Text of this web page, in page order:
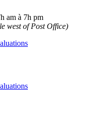
am à 7h pm
west of Post Office)